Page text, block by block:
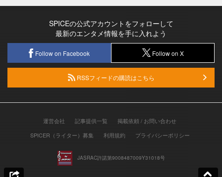
SPICEの公式アカウントをフォローして
最新のエンタメ情報を手に入れよう
Follow on Facebook Follow on X
RSSフィードの購読はこちら
運営会社 記事提供一覧
掲載依頼 / お問い合わせ
SPICER（ライター）募集
利用規約 プライバシーポリシー
JASRAC許諾第9008487009Y31018号